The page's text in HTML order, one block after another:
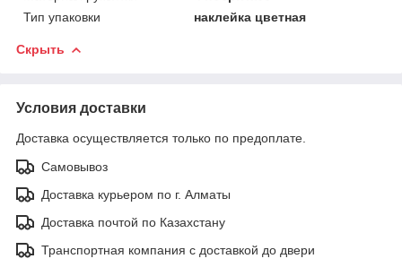
Тип упаковки
наклейка цветная
Скрыть
Условия доставки
Доставка осуществляется только по предоплате.
Самовывоз
Доставка курьером по г. Алматы
Доставка почтой по Казахстану
Транспортная компания с доставкой до двери